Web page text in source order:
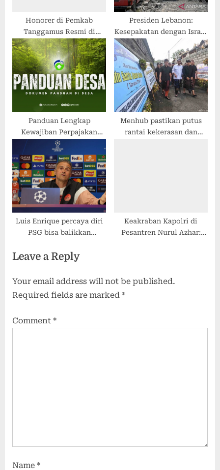
Honorer di Pemkab
Tanggamus Resmi di
Dihapus, Ini
Penjelasannya?
Presiden Lebanon:
Kesepakatan dengan Israel
tak sahkan pendudukan
Panduan Lengkap
Kewajiban Perpajakan
Instansi Pemerintah Desa
Menhub pastikan putus
rantai kekerasan dan
Luis Enrique percaya diri
PSG bisa balikkan
Liverpool
Keakraban Kapolri di
Pesantren Nurul Azhar:
Leave a Reply
Your email address will not be published.
Required fields are marked *
Comment *
Name *